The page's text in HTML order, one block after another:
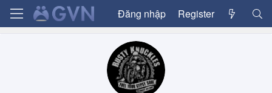
Đăng nhập Register